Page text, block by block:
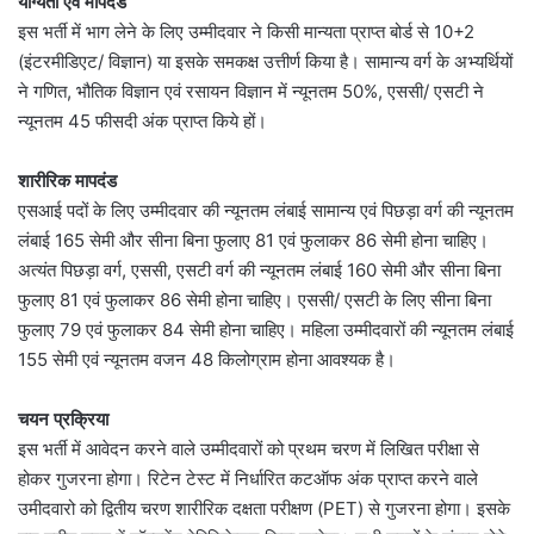
इस भर्ती में भाग लेने के लिए उम्मीदवार ने किसी मान्यता प्राप्त बोर्ड से 10+2
(इंटरमीडिएट/ विज्ञान) या इसके समकक्ष उत्तीर्ण किया है। सामान्य वर्ग के अभ्यर्थियों
ने गणित, भौतिक विज्ञान एवं रसायन विज्ञान में न्यूनतम 50%, एससी/ एसटी ने
न्यूनतम 45 फीसदी अंक प्राप्त किये हों।
शारीरिक मापदंड
एसआई पदों के लिए उम्मीदवार की न्यूनतम लंबाई सामान्य एवं पिछड़ा वर्ग की न्यूनतम
लंबाई 165 सेमी और सीना बिना फुलाए 81 एवं फुलाकर 86 सेमी होना चाहिए।
अत्यंत पिछड़ा वर्ग, एससी, एसटी वर्ग की न्यूनतम लंबाई 160 सेमी और सीना बिना
फुलाए 81 एवं फुलाकर 86 सेमी होना चाहिए। एससी/ एसटी के लिए सीना बिना
फुलाए 79 एवं फुलाकर 84 सेमी होना चाहिए। महिला उम्मीदवारों की न्यूनतम लंबाई
155 सेमी एवं न्यूनतम वजन 48 किलोग्राम होना आवश्यक है।
चयन प्रक्रिया
इस भर्ती में आवेदन करने वाले उम्मीदवारों को प्रथम चरण में लिखित परीक्षा से
होकर गुजरना होगा। रिटेन टेस्ट में निर्धारित कटऑफ अंक प्राप्त करने वाले
उमीदवारो को द्वितीय चरण शारीरिक दक्षता परीक्षण (PET) से गुजरना होगा। इसके